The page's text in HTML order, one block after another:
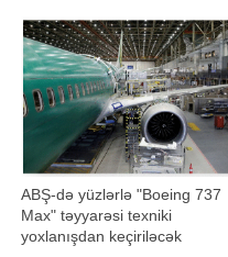
Nəşrin məlumatına görə, Microsoft
Mağazasından yüklənən tətbiqləri
tam silmək üçün onları
"Parametrlər"
ABŞ-də yüzlərlə "Boeing 737
Max" təyyarəsi texniki
yoxlanışdan keçiriləcək